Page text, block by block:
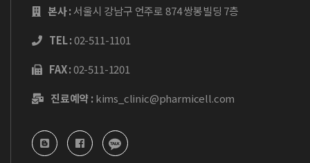
본사 :서울시 강남구 언주로 874 쌍봉빌딩 7층
TEL :02-511-1101
FAX :02-511-1201
진료예약 :kims_clinic@pharmicell.com